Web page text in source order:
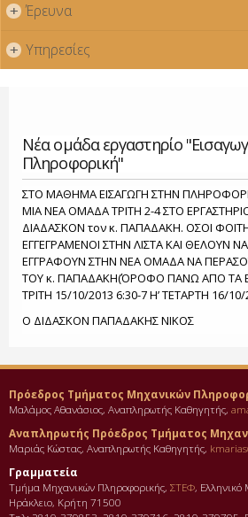
+ Έρευνα
+ Υπηρεσίες
Νέα ομάδα εργαστηρίο
Πληροφορική"
ΣΤΟ ΜΑΘΗΜΑ ΕΙΣΑΓΩΓΗ ΣΤΗΝ
ΜΙΑ ΝΕΑ ΟΜΑΔΑ ΤΡΙΤΗ 2-4 ΣΤΟ
ΔΙΑΔΑΣΚΟΝ τον κ. ΠΑΠΑΔΑΚΗ. ΟΣΟΙ
ΕΓΓΕΓΡΑΜΕΝΟΙ ΣΤΗΝ ΛΙΣΤΑ ΚΑΙ ΘΕΛΟΥΝ
ΕΓΓΡΑΦΟΥΝ ΣΤΗΝ ΝΕΑ ΟΜΑΔΑ ΝΑ
ΤΟΥ κ. ΠΑΠΑΔΑΚΗ(ΌΡΟΦΟ ΠΑΝΩ ΑΠΟ ΤΑ
ΤΡΙΤΗ 15/10/2013 6:30-7 Η’ ΤΕΤΑΡΤΗ 16/10/
Ο ΔΙΔΑΣΚΟΝ ΠΑΠΑΔΑΚΗΣ ΝΙΚΟΣ
Πρόεδρος Τμήματος Μηχανικών
Μαλάμος Αθανάσιος, Αναπληρωτής Καθηγητής,
Αναπληρωτής Πρόεδρος Τμήματος
Μαριάς Κώστας, Αναπληρωτής Καθηγητής,
Γραμματεία
Τμήμα Μηχανικών Πληροφορικής, ΣΤΕΦ, Ελληνικό
Ηράκλειο, Κρήτη 71500